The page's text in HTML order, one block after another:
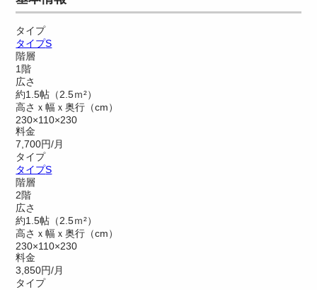
タイプ
タイプS
階層
1階
広さ
約1.5帖（2.5ｍ²）
高さｘ幅ｘ奥行（cm）
230×110×230
料金
7,700円/月
タイプ
タイプS
階層
2階
広さ
約1.5帖（2.5ｍ²）
高さｘ幅ｘ奥行（cm）
230×110×230
料金
3,850円/月
タイプ